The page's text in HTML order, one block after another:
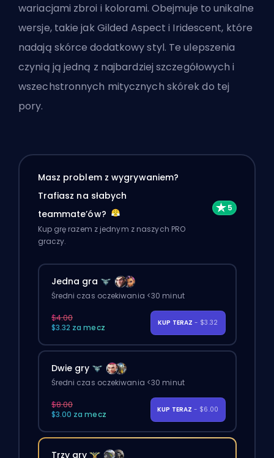
wariacjami zbroi i kolorami. Obejmuje to unikalne
wersje, takie jak Gilded Aspect i Iridescent, które
nadają skórce dodatkowy styl. Te ulepszenia
czynią ją jedną z najbardziej szczegółowych i
wszechstronnych mitycznych skórek do tej
pory.
Masz problem z wygrywaniem?
Trafiasz na słabych
teammate’ów?
Kup grę razem z jednym z naszych PRO
graczy.
Jedna gra
Średni czas oczekiwania <30 minut
$4.00
$3.32 za mecz
KUP TERAZ - $3.32
Dwie gry
Średni czas oczekiwania <30 minut
$8.00
$3.00 za mecz
KUP TERAZ - $6.00
Trzy gry